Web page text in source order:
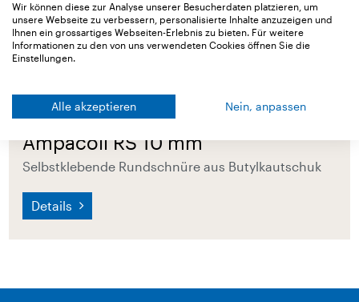
Ampacoll RS 10 mm
Selbstklebende Rundschnüre aus Butylkautschuk
Details
Wir können diese zur Analyse unserer Besucherdaten platzieren, um
unsere Webseite zu verbessern, personalisierte Inhalte anzuzeigen und
Ihnen ein grossartiges Webseiten-Erlebnis zu bieten. Für weitere
Informationen zu den von uns verwendeten Cookies öffnen Sie die
Einstellungen.
Alle akzeptieren Nein, anpassen